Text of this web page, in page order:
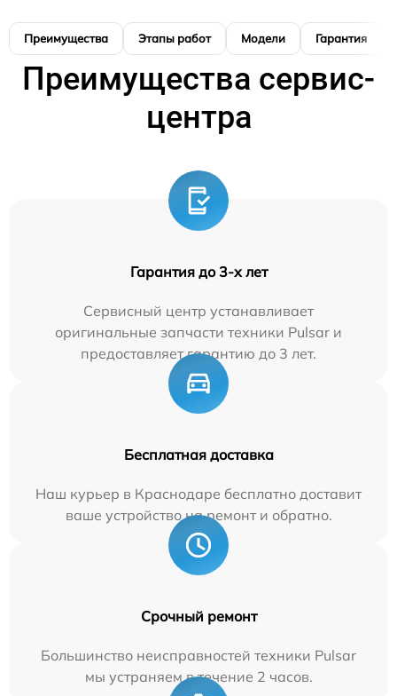
Преимущества Этапы работ Модели Гарантия
Преимущества сервис-
центра
Гарантия до 3-х лет
Сервисный центр устанавливает
оригинальные запчасти техники Pulsar и
предоставляет гарантию до 3 лет.
Бесплатная доставка
Наш курьер в Краснодаре бесплатно доставит
ваше устройство на ремонт и обратно.
Срочный ремонт
Большинство неисправностей техники Pulsar
мы устраняем в течение 2 часов.